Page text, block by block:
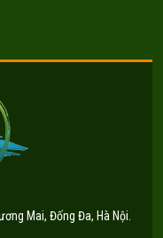
Mai, Đống Đa, Hà Nội.